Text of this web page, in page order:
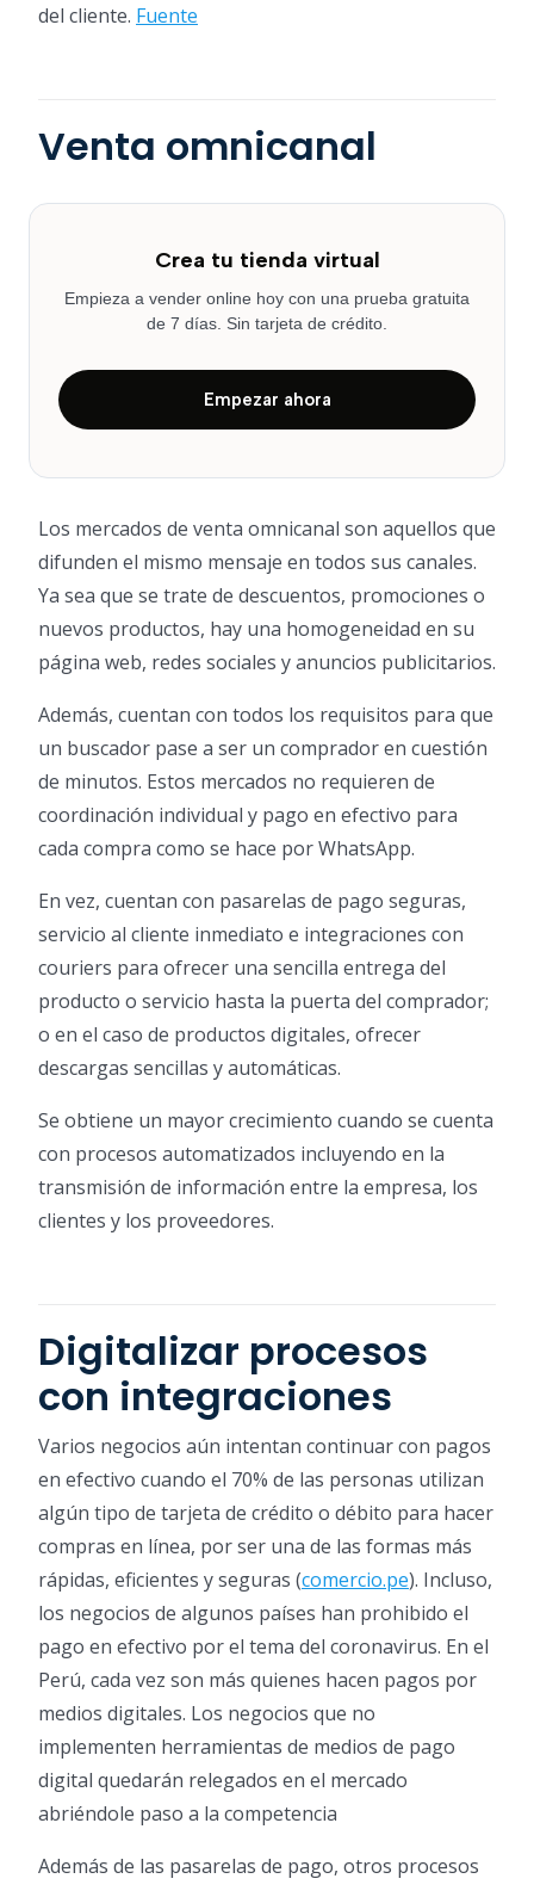
del cliente. Fuente
Venta omnicanal
Crea tu tienda virtual
Empieza a vender online hoy con una prueba gratuita
de 7 días. Sin tarjeta de crédito.
Empezar ahora
Los mercados de venta omnicanal son aquellos que
difunden el mismo mensaje en todos sus canales.
Ya sea que se trate de descuentos, promociones o
nuevos productos, hay una homogeneidad en su
página web, redes sociales y anuncios publicitarios.
Además, cuentan con todos los requisitos para que
un buscador pase a ser un comprador en cuestión
de minutos. Estos mercados no requieren de
coordinación individual y pago en efectivo para
cada compra como se hace por WhatsApp.
En vez, cuentan con pasarelas de pago seguras,
servicio al cliente inmediato e integraciones con
couriers para ofrecer una sencilla entrega del
producto o servicio hasta la puerta del comprador;
o en el caso de productos digitales, ofrecer
descargas sencillas y automáticas.
Se obtiene un mayor crecimiento cuando se cuenta
con procesos automatizados incluyendo en la
transmisión de información entre la empresa, los
clientes y los proveedores.
Digitalizar procesos
con integraciones
Varios negocios aún intentan continuar con pagos
en efectivo cuando el 70% de las personas utilizan
algún tipo de tarjeta de crédito o débito para hacer
compras en línea, por ser una de las formas más
rápidas, eficientes y seguras (comercio.pe). Incluso,
los negocios de algunos países han prohibido el
pago en efectivo por el tema del coronavirus. En el
Perú, cada vez son más quienes hacen pagos por
medios digitales. Los negocios que no
implementen herramientas de medios de pago
digital quedarán relegados en el mercado
abriéndole paso a la competencia
Además de las pasarelas de pago, otros procesos